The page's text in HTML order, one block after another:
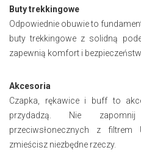
Buty trekkingowe
Odpowiednie obuwie to
buty trekkingowe z solidną
zapewnią komfort i
Akcesoria
Czapka, rękawice i buff to
przydadzą. Nie
przeciwsłonecznych z
zmieścisz niezbędne rzeczy.